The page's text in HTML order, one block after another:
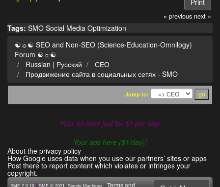
Print
« previous next »
Tags: SMO Social Media Optimization
☯☼☯ SEO and Non-SEO (Science-Education-Omnilogy)
Forum ☯☼☯
Russian | Русский
СЕО
Продвижение сайта в социальных сетях - SMO
Jump to:
Your ad here just for $1 per day!
- - -
Your ads here ($1/day)!
About the privacy policy
How Google uses data when you use our partners’ sites or apps
Post there to report content which violates or infringes your
copyright.